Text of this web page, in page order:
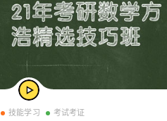
技能学习 考试考证